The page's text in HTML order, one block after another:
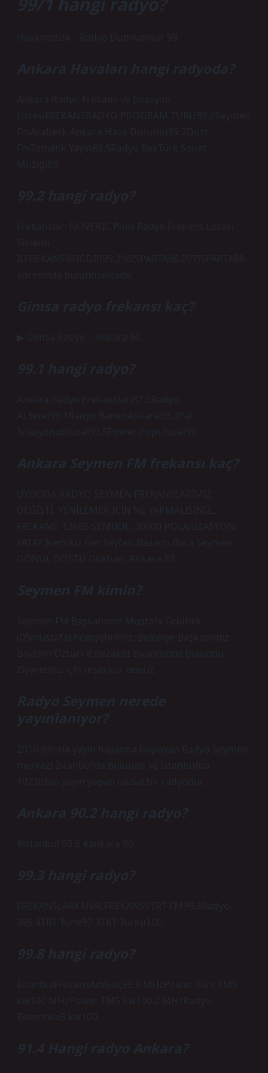
Hakkımızda – Radyo Dumlupınar 99.
Ankara Havaları hangi radyoda?
Ankara Radyo Frekans ve İstasyon
ListesiFREKANSRADYO PROGRAM TÜRÜ89.0Seymen
FmArabesk Ankara Hava Durumu89.2Dost
FmTematik Yayın89.5Radyo BekTürk Sanat
Müziği89.
99.2 hangi radyo?
Frekanslar: NOVERIC Polis Radyo Frekans Listesi
Sistemi
İLFREKANS95IĞDIR99.296ISPARTA96.097ISPARTA88
adresinde bulunmaktadır.
Gimsa radyo frekansı kaç?
▶ Gimsa Radyo – Ankara 90.
99.1 hangi radyo?
Ankara Radyo Frekansları87.5Radyo
ALYerel99.1Radyo BankoAnkara99.3Pal
İstasyonuUlusal99.5Power PopUlusal99.
Ankara Seymen FM frekansı kaç?
UYDUDA RADYO SEYMEN FREKANSLARIMIZ
DEĞİŞTİ. YENİLEMEK İÇİN NE YAPMALISINIZ…
FREKANS: 12685 SEMBOL: 30000 POLARIZASYON:
YATAY İrem Kız Fan Sayfası Bazarcı Bora Seymen
GÖNÜL DOSTU Gökhan. Ankara 89.
Seymen FM kimin?
Seymen FM Başkanımız Mustafa Ödübek
(05mustafa) hemşehrimiz, Belediye Başkanımız
Bayram Öztürk’e nezaket ziyaretinde bulundu.
Ziyaretiniz için teşekkür ederiz.
Radyo Seymen nerede
yayınlanıyor?
2010 yılında yayın hayatına başlayan Radyo Seymen,
merkezi İstanbul’da bulunan ve İstanbul’da
107.0’dan yayın yapan ulusal bir radyodur.
Ankara 90.2 hangi radyo?
#istanbul 93.6 #ankara 90.
99.3 hangi radyo?
FREKANSLARKANALFREKANSSTRT-FM99.3Radyo-
389.4TRT Tune97.3TRT Türkü100.
99.8 hangi radyo?
İstanbulFrekansAdıGüç99.8 MHzPower Türk FM5
kw100 MHzPower FM5 kw100.2 MHzRadyo
Boombox5 kw100.
91.4 Hangi radyo Ankara?